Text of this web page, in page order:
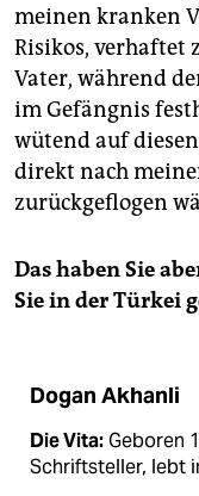
meinen kranken
Risikos, verhaftet
Vater, während
im Gefängnis
wütend auf
direkt nach
zurückgeflogen
Das haben Sie
Sie in der Türkei
Dogan Akhanli
Die Vita:Geboren
Schriftsteller, lebt